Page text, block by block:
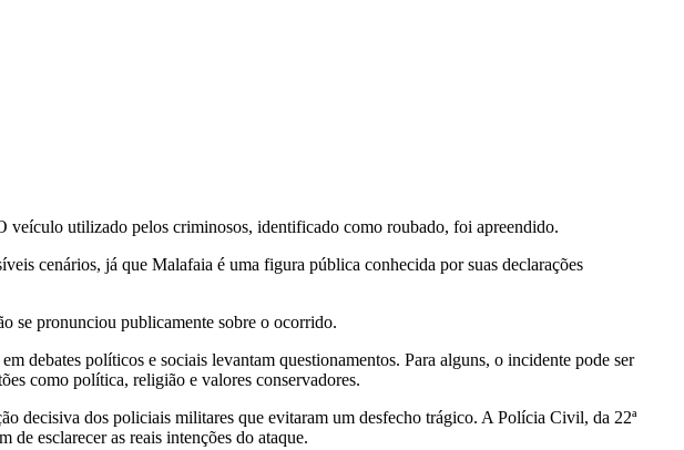
veículo utilizado pelos criminosos, identificado como roubado, foi apreendido.
cenários, já que Malafaia é uma figura pública conhecida por suas declarações
se pronunciou publicamente sobre o ocorrido.
debates políticos e sociais levantam questionamentos. Para alguns, o incidente pode ser
como política, religião e valores conservadores.
decisiva dos policiais militares que evitaram um desfecho trágico. A Polícia Civil, da 22ª
esclarecer as reais intenções do ataque.